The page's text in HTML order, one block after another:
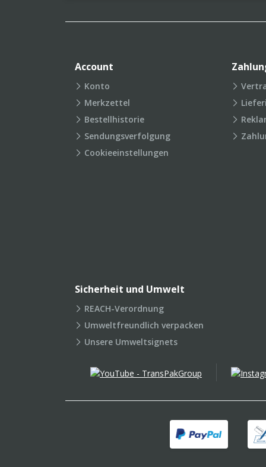
Account
Konto
Merkzettel
Bestellhistorie
Sendungsverfolgung
Cookieeinstellungen
Sicherheit und Umwelt
REACH-Verordnung
Umweltfreundlich verpacken
Unsere Umweltsignets